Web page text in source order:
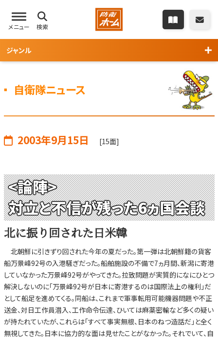
メニュー 検索
ジャンル
自衛隊ニュース
2003年9月15日 [15面]
<論陣>
対立と不信が残った6ヵ国会談
北に振り回された日米韓
北朝鮮に引きずり回された今年の夏だった。第一弾は北朝鮮籍の貨客
船万景峰92号の入港騒ぎだった。船舶施設の不備で7ヵ月間、新潟に寄港
していなかった万景峰92号がやってきた。拉致問題が実質的になにひとつ
解決しないのに「万景峰92号が日本に寄港するのは国際法上の権利」だ
として船足を進めてくる。同船は、これまで軍事転用可能機器問題や不正
送金、対日工作員潜入、工作命令伝達、ひいては麻薬密輸など多くの疑い
が持たれていたが、これらは「すべて事実無根、日本のねつ造話だ」と全く
無視してきた。日本に協力的な面は見せたことがなかった。それでいて、自